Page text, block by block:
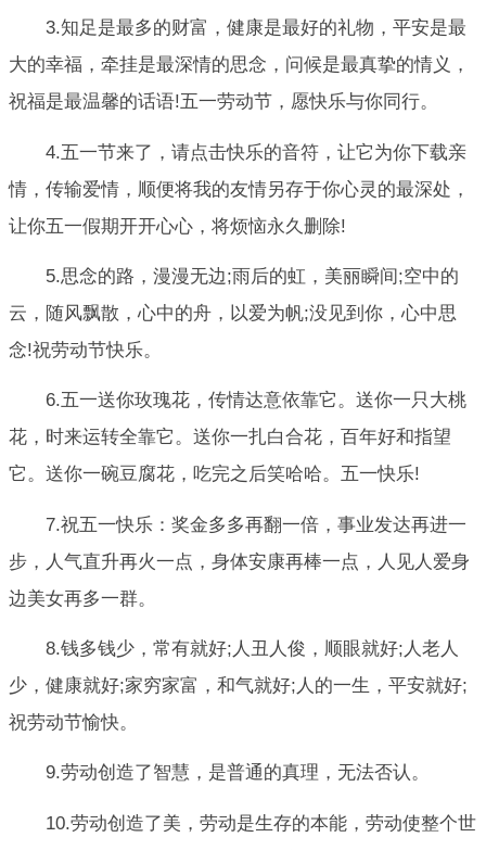
3.知足是最多的财富，健康是最好的礼物，平安是最
大的幸福，牵挂是最深情的思念，问候是最真挚的情义，
祝福是最温馨的话语!五一劳动节，愿快乐与你同行。
4.五一节来了，请点击快乐的音符，让它为你下载亲
情，传输爱情，顺便将我的友情另存于你心灵的最深处，
让你五一假期开开心心，将烦恼永久删除!
5.思念的路，漫漫无边;雨后的虹，美丽瞬间;空中的
云，随风飘散，心中的舟，以爱为帆;没见到你，心中思
念!祝劳动节快乐。
6.五一送你玫瑰花，传情达意依靠它。送你一只大桃
花，时来运转全靠它。送你一扎白合花，百年好和指望
它。送你一碗豆腐花，吃完之后笑哈哈。五一快乐!
7.祝五一快乐：奖金多多再翻一倍，事业发达再进一
步，人气直升再火一点，身体安康再棒一点，人见人爱身
边美女再多一群。
8.钱多钱少，常有就好;人丑人俊，顺眼就好;人老人
少，健康就好;家穷家富，和气就好;人的一生，平安就好;
祝劳动节愉快。
9.劳动创造了智慧，是普通的真理，无法否认。
10.劳动创造了美，劳动是生存的本能，劳动使整个世